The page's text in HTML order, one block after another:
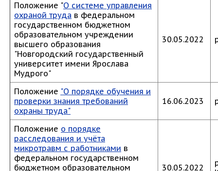
Положение "О системе управления
охраной труда в федеральном
государственном бюджетном
образовательном учреждении
высшего образования
"Новгородский государственный
университет имени Ярослава
Мудрого"
30.05.2022
Положение "О порядке обучения и
проверки знания требований
охраны труда"
16.06.2023
Положение о порядке
расследования и учёта
микротравм с работниками в
федеральном государственном
бюджетном образовательном
30.05.2022